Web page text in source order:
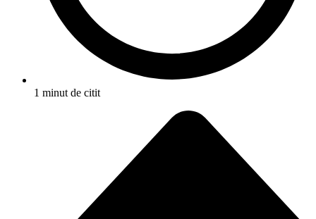
1 minut de citit